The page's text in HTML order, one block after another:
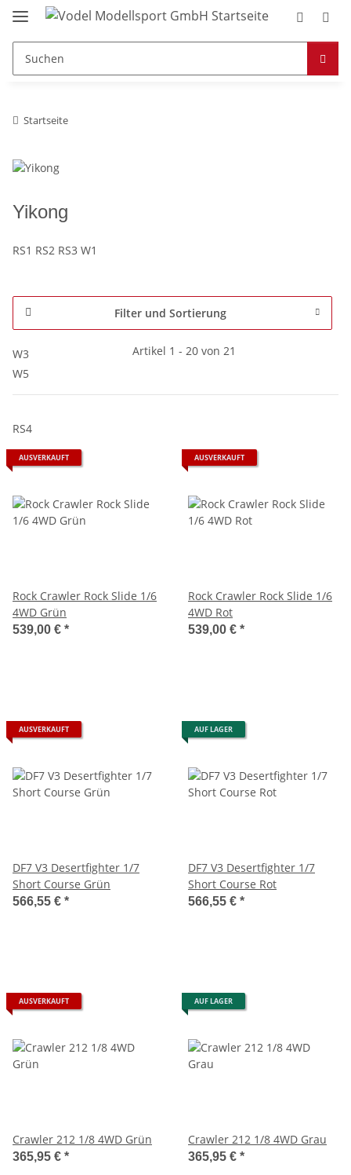
Startseite
Yikong
RS1 RS2 RS3 W1
Filter und Sortierung
W3
Artikel 1 - 20 von 21
W5
RS4
AUSVERKAUFT
Rock Crawler Rock Slide 1/6
4WD Grün
539,00 € *
AUSVERKAUFT
Rock Crawler Rock Slide 1/6
4WD Rot
539,00 € *
AUSVERKAUFT
DF7 V3 Desertfighter 1/7
Short Course Grün
566,55 € *
AUF LAGER
DF7 V3 Desertfighter 1/7
Short Course Rot
566,55 € *
AUSVERKAUFT
Crawler 212 1/8 4WD Grün
365,95 € *
AUF LAGER
Crawler 212 1/8 4WD Grau
365,95 € *